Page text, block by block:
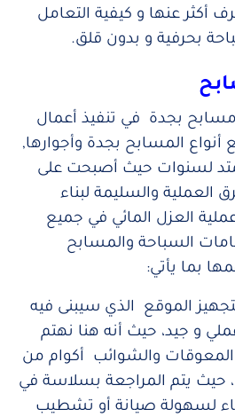
أكثر عنها و كيفية التعامل
بحرفية و بدون قلق.
بجدة في تنفيذ أعمال
المسابح بجدة وأجوارها,
تمتد لسنوات حيث أصبحت على
العملية والسليمة لبناء
العزل المائي في جميع
السباحة والمسابح
بما يأتي:
الموقع الذي سيبنى فيه
و جيد، حيث أنه هنا نهتم
المعوقات والشوائب أكوام من
حيث يتم المراجعة بسلاسة في
لسهولة صيانة أو تشطيب